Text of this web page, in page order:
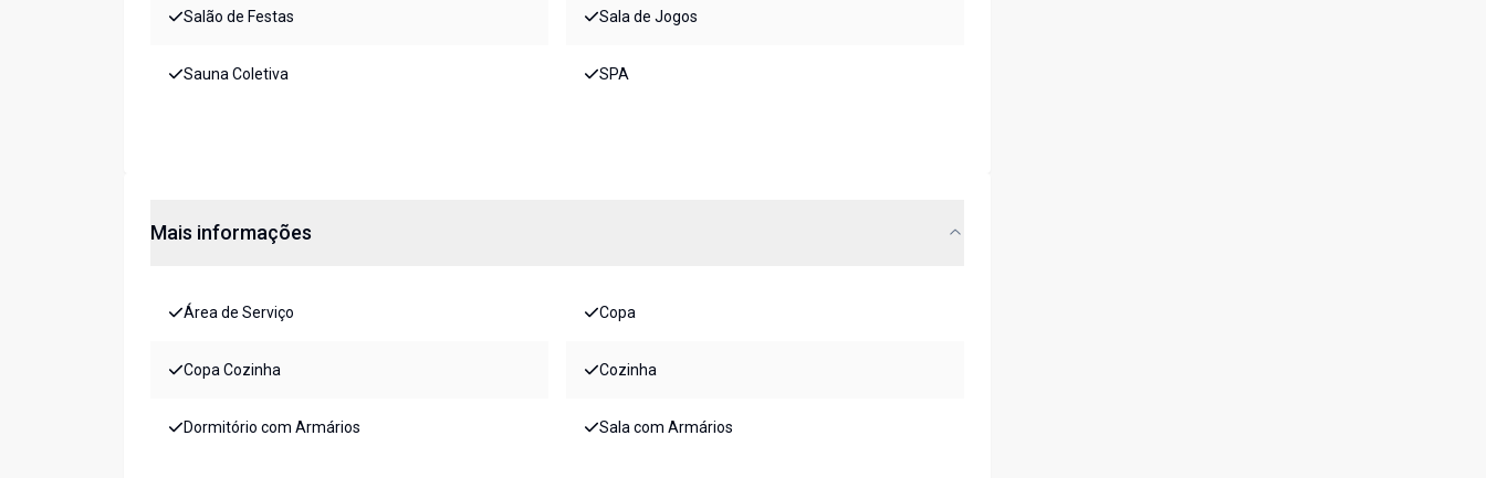
Salão de Festas Sala de Jogos
Sauna Coletiva SPA
Mais informações
Área de Serviço Copa
Copa Cozinha Cozinha
Dormitório com Armários Sala com Armários